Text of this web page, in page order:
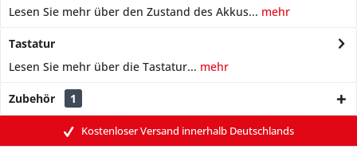
Lesen Sie mehr über den Zustand des Akkus... mehr
Tastatur
Lesen Sie mehr über die Tastatur... mehr
Zubehör 1
Kostenloser Versand innerhalb Deutschlands